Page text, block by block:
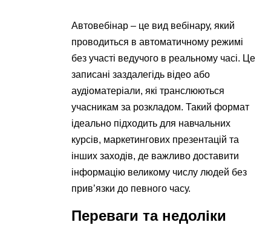
Автовебінар – це вид вебінару, який
проводиться в автоматичному режимі
без участі ведучого в реальному часі. Це
записані заздалегідь відео або
аудіоматеріали, які транслюються
учасникам за розкладом. Такий формат
ідеально підходить для навчальних
курсів, маркетингових презентацій та
інших заходів, де важливо доставити
інформацію великому числу людей без
прив’язки до певного часу.
Переваги та недоліки